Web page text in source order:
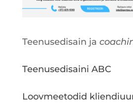
Teenusedisain ja
Teenusedisaini ABC
Loovmeetodid